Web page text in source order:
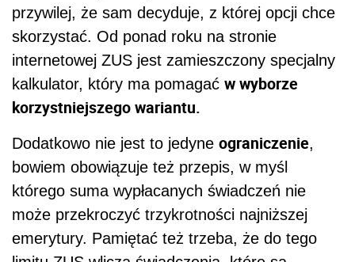
przywilej, że sam decyduje, z której opcji chce
skorzystać. Od ponad roku na stronie
internetowej ZUS jest zamieszczony specjalny
kalkulator, który ma pomagać w wyborze
korzystniejszego wariantu.
Dodatkowo nie jest to jedyne ograniczenie,
bowiem obowiązuje też przepis, w myśl
którego suma wypłacanych świadczeń nie
może przekroczyć trzykrotności najniższej
emerytury. Pamiętać też trzeba, że do tego